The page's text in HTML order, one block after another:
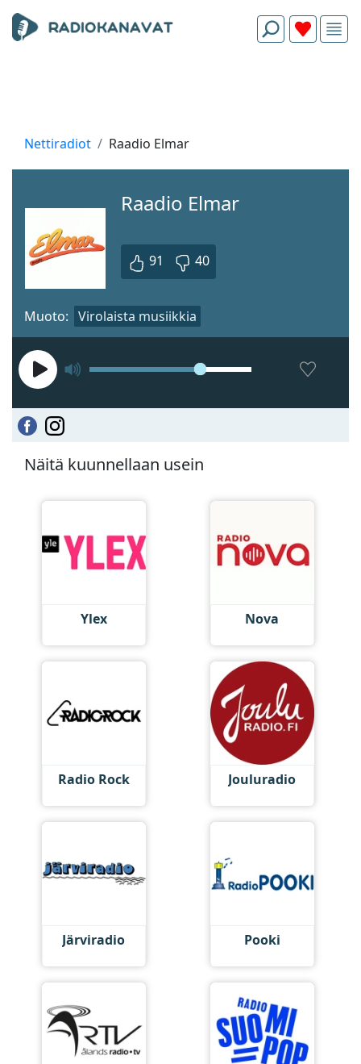
Nettiradiot Raadio Elmar
Raadio Elmar
91 40
Muoto: Virolaista musiikkia
Näitä kuunnellaan usein
Ylex Nova
Radio Rock Jouluradio
Järviradio Pooki